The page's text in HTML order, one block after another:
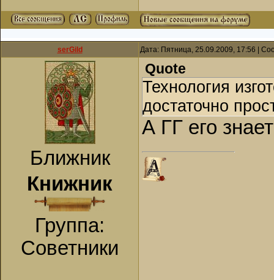
serGild Дата: Пятница, 25.09.2009, 17:56 |
Ближник
Книжник
Группа:
Советники
Quote
Технология
достаточно
А ГГ его